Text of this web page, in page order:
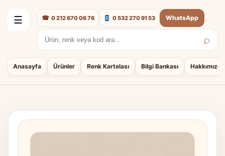
☰
Anasayfa Ürünler Renk Kartelası Bilgi Bankası Hakkımızda
Arama: ⌕
☎ 0 212 670 06 76 0 532 270 91 53 WhatsApp